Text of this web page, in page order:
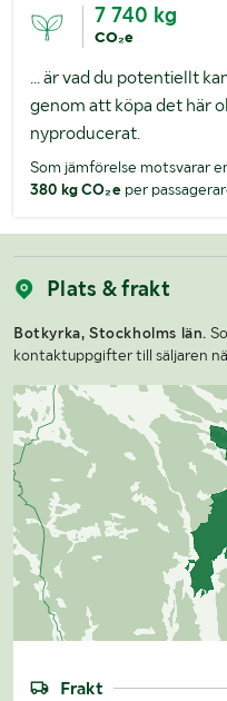
7 740 kg
CO₂e
... är vad du potentiellt
genom att köpa det här
nyproducerat.
Som jämförelse motsvarar
380 kg CO₂eper
Plats & frakt
Botkyrka, Stockholms län.
kontaktuppgifter till säljaren
Frakt